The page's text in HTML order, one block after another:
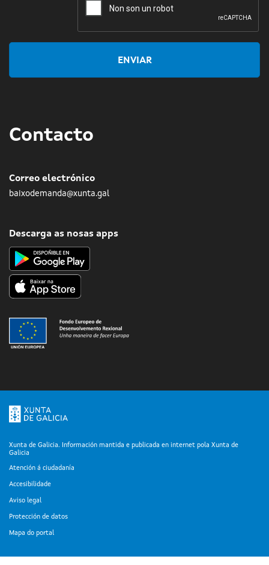
ENVIAR
Contacto
Correo electrónico
baixodemanda@xunta.gal
Descarga as nosas apps
Xunta de Galicia. Información mantida e publicada en internet pola Xunta de
Galicia
Atención á ciudadanía
Accesibilidade
Aviso legal
Protección de datos
Mapa do portal